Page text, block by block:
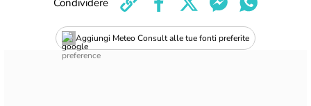
Aggiungi Meteo Consult alle tue fonti preferite
Condividere